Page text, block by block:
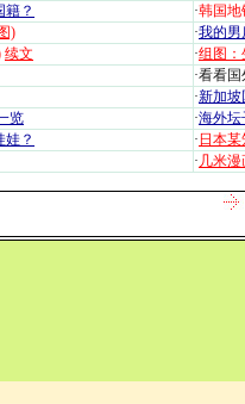
籍？ ·韩国地
) ·我的男
续文 ·组图：
·看看国
·新加坡
览 ·海外坛
娃？ · 日本
· 几米